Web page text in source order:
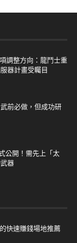
調整方向：龍鬥士重
器計畫受矚目
前必做，但成功研
公開！需先上「太
器
快速賺錢場地推薦